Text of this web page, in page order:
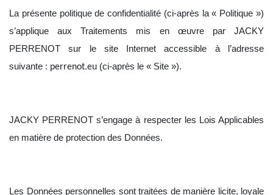
La présente politique de confidentialité (ci-après la « Politique »)
s’applique aux Traitements mis en œuvre par JACKY
PERRENOT sur le site Internet accessible à l’adresse
suivante : perrenot.eu (ci-après le « Site »).
JACKY PERRENOT s’engage à respecter les Lois Applicables
en matière de protection des Données.
Les Données personnelles sont traitées de manière licite, loyale